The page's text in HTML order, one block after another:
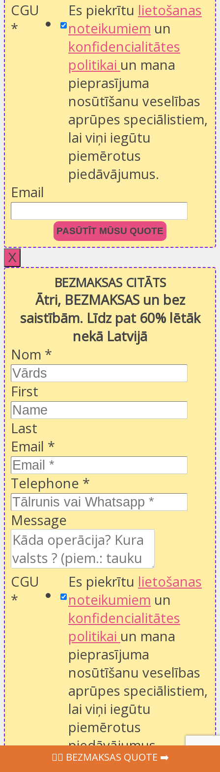
CGU
*
Es piekrītu lietošanas
noteikumiem un
konfidencialitātes
politikai un mana
pieprasījuma
nosūtīšanu veselības
aprūpes speciālistiem,
lai viņi iegūtu
piemērotus
piedāvājumus.
Email
PASŪTĪT MŪSU QUOTE
X
BEZMAKSAS CITĀTS
Ātri, BEZMAKSAS un bez
saistībām. Līdz pat 60% lētāk
nekā Latvijā
Nom *
First
Last
Email *
Telephone *
Message
CGU
*
Es piekrītu lietošanas
noteikumiem un
konfidencialitātes
politikai un mana
pieprasījuma
nosūtīšanu veselības
aprūpes speciālistiem,
lai viņi iegūtu
piemērotus
piedāvājumus.
Message‍👩‍⚕ BEZMAKSAS QUOTE ➡️